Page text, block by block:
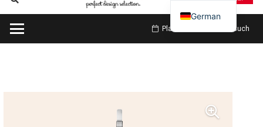
Planen Sie meinen Besuch
German